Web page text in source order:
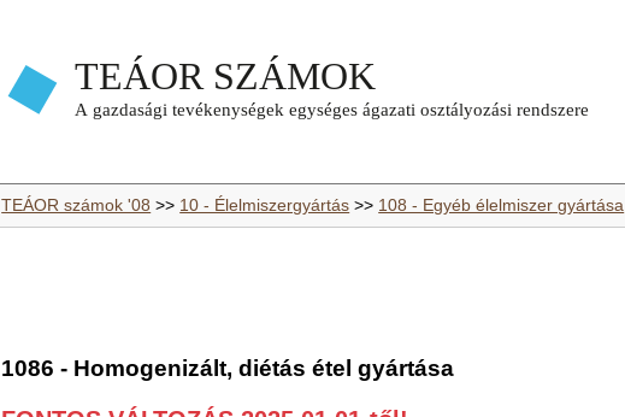
TEÁOR számok '08 >> 10 - Élelmiszergyártás >> 108 - Egyéb élelmiszer gyártása
1086 - Homogenizált, diétás étel gyártása